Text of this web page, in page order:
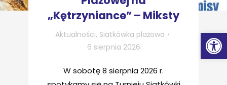
„Kętrzyniance” – Miksty
Aktualności, Siatkówka plażowa
6 sierpnia 2026
W sobotę 8 sierpnia 2026 r.